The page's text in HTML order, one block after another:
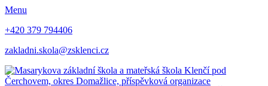
Menu
+420 379 794406
zakladni.skola@zsklenci.cz